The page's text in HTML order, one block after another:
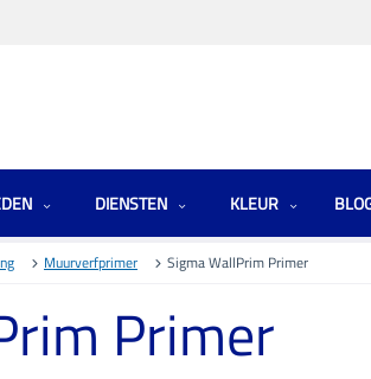
DIENSTEN KLEUR
Muurverfprimer Sigma WallPrim Primer
Primer